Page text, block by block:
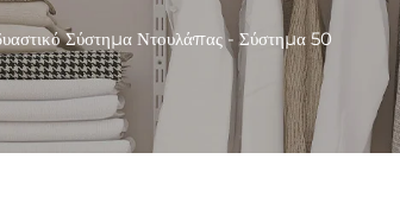
Σύστημα Ντουλάπας - Σύστημα 50